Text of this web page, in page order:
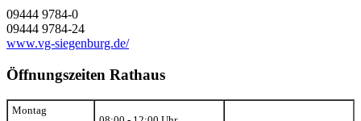
09444 9784-0
09444 9784-24
www.vg-siegenburg.de/
Öffnungszeiten Rathaus
Montag